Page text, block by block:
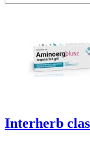
Interherb